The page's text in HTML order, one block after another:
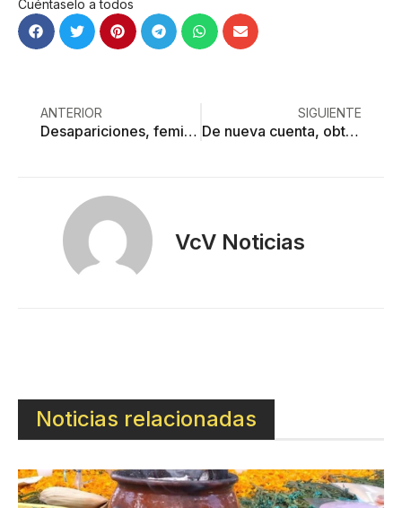
Cuéntaselo a todos
ANTERIOR
Desapariciones, feminicidios y homicidios: la cotidiana historia de horror del Edoméx
SIGUIENTE
De nueva cuenta, obtiene Edoméx primer lugar… en feminicidios
VcV Noticias
Noticias relacionadas